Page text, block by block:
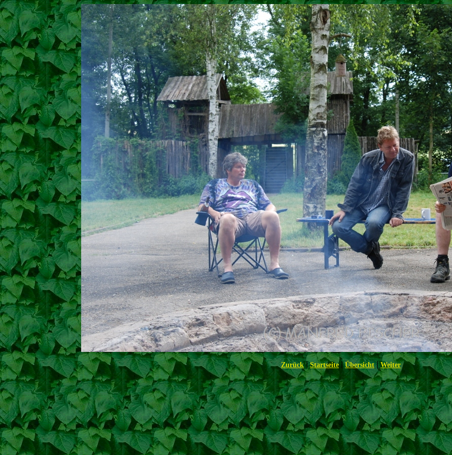
Zurück | Startseite | Übersicht | Weiter